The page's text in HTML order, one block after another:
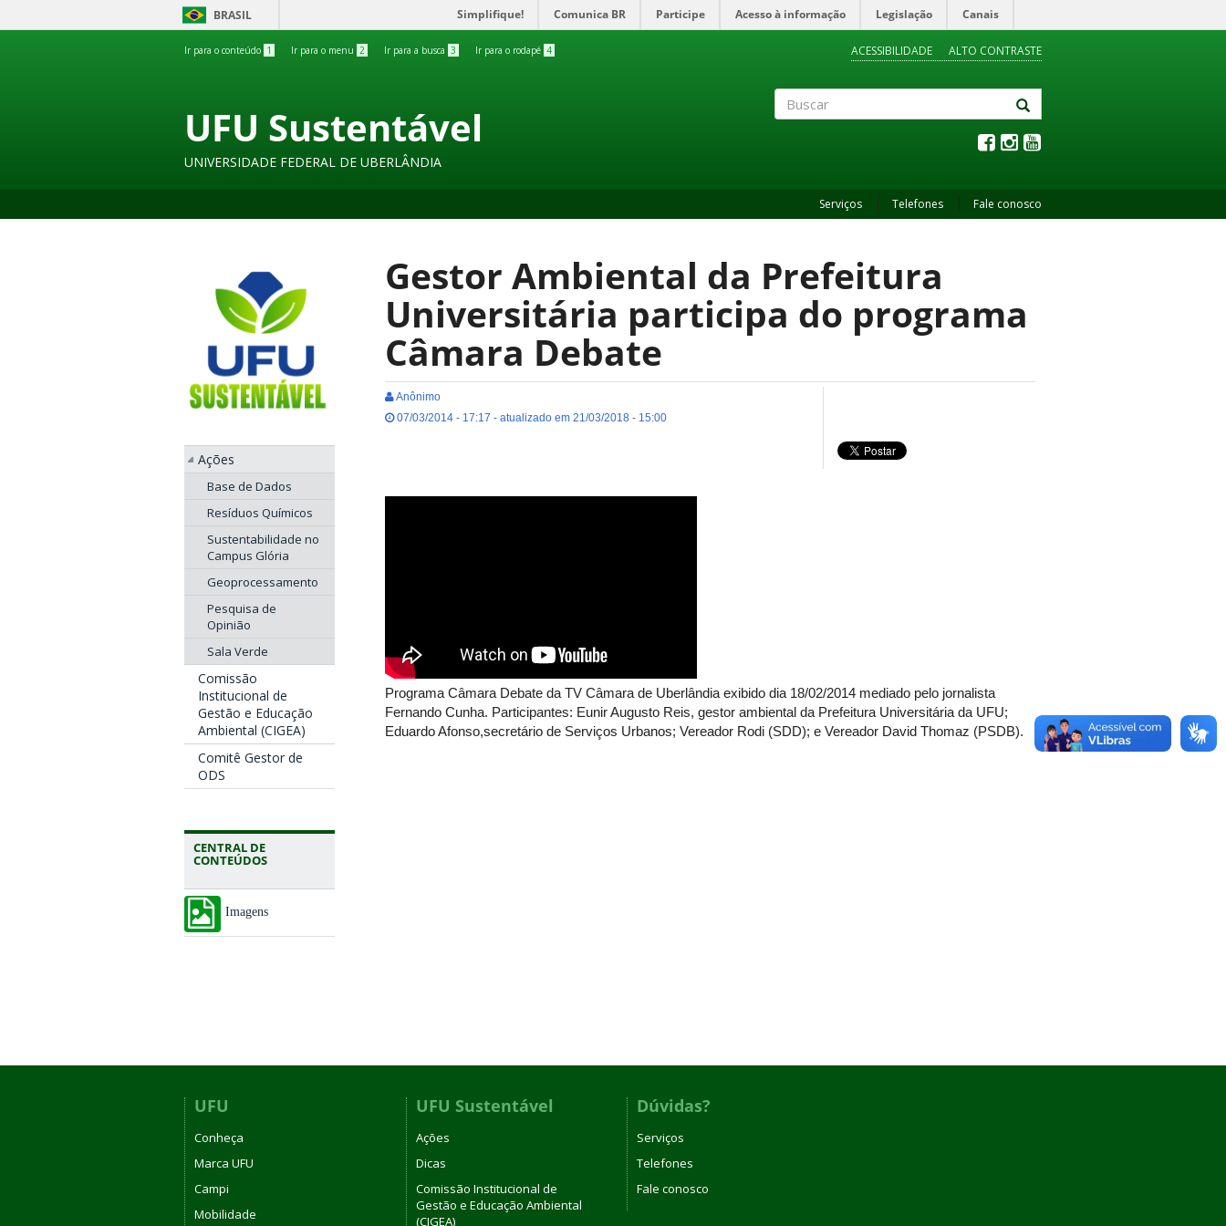
BRASIL Simplifique! Comunica BR Participe Acesso à informação Legislação Canais
Ir para o conteúdo 1 Ir para o menu 2 Ir para a busca 3 Ir para o rodapé 4 ACESSIBILIDADE ALTO CONTRASTE
UFU Sustentável
UNIVERSIDADE FEDERAL DE UBERLÂNDIA
Serviços Telefones Fale conosco
Ações
Base de Dados
Resíduos Químicos
Sustentabilidade no
Campus Glória
Geoprocessamento
Pesquisa de
Opinião
Sala Verde
Comissão
Institucional de
Gestão e Educação
Ambiental (CIGEA)
Comitê Gestor de
ODS
CENTRAL DE
CONTEÚDOS
Imagens
Gestor Ambiental da Prefeitura
Universitária participa do programa
Câmara Debate
Anônimo
07/03/2014 - 17:17 - atualizado em 21/03/2018 - 15:00
Programa Câmara Debate da TV Câmara de Uberlândia exibido dia 18/02/2014 mediado pelo jornalista
Fernando Cunha. Participantes: Eunir Augusto Reis, gestor ambiental da Prefeitura Universitária da UFU;
Eduardo Afonso,secretário de Serviços Urbanos; Vereador Rodi (SDD); e Vereador David Thomaz (PSDB).
UFU
Conheça
Marca UFU
Campi
Mobilidade
UFU Sustentável
Ações
Dicas
Comissão Institucional de
Gestão e Educação Ambiental
(CIGEA)
Dúvidas?
Serviços
Telefones
Fale conosco